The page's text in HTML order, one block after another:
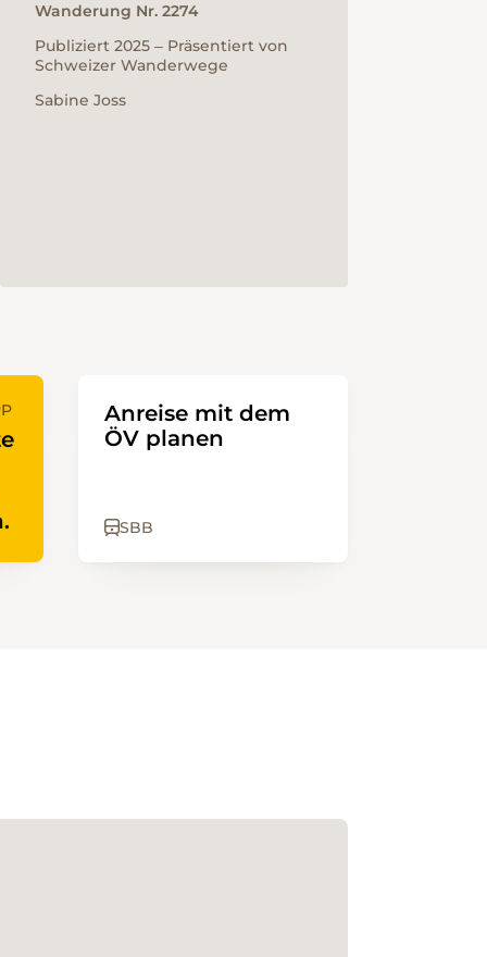
Wanderung Nr. 2274
Publiziert 2025 ‒ Präsentiert von
Schweizer Wanderwege
Sabine Joss
Anreise mit dem
ÖV planen
SBB